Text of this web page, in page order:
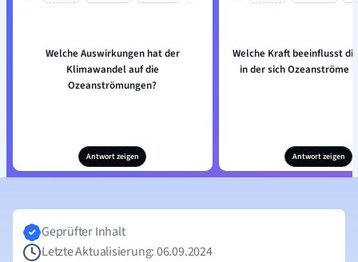
Welche Auswirkungen hat der
Klimawandel auf die
Ozeanströmungen?
Antwort zeigen
Welche Kraft beeinflusst
in der sich Ozeanströme
Antwort zeigen
Geprüfter Inhalt
Letzte Aktualisierung: 06.09.2024